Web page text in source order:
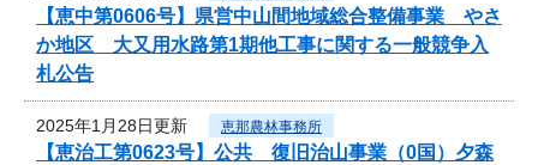
【恵中第0606号】県営中山間地域総合整備事業 やさ
か地区 大又用水路第1期他工事に関する一般競争入
札公告
2025年1月28日更新 恵那農林事務所
【恵治工第0623号】公共 復旧治山事業（0国）夕森